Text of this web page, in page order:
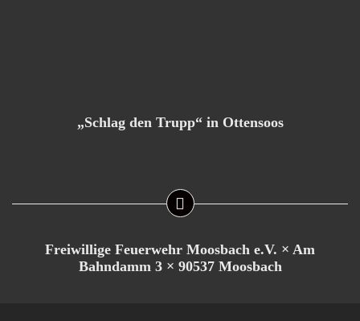
„Schlag den Trupp“ in Ottensoos
Freiwillige Feuerwehr Moosbach e.V. × Am
Bahndamm 3 × 90537 Moosbach